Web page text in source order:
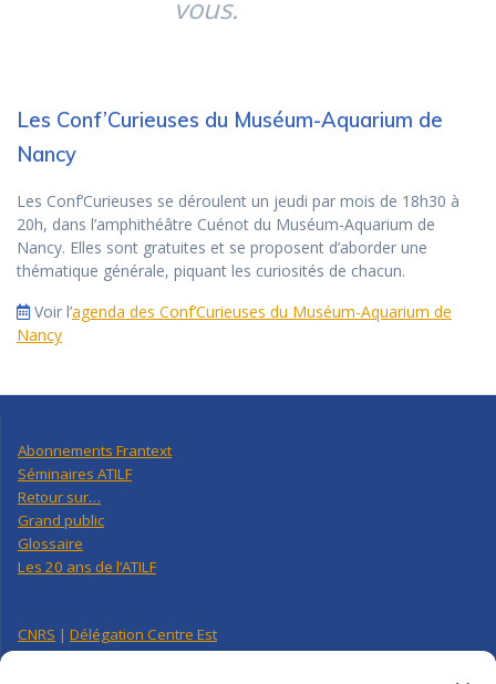
vous.
Les Conf’Curieuses du Muséum-Aquarium de
Nancy
Les Conf’Curieuses se déroulent un jeudi par mois de 18h30 à
20h, dans l’amphithéâtre Cuénot du Muséum-Aquarium de
Nancy. Elles sont gratuites et se proposent d’aborder une
thématique générale, piquant les curiosités de chacun.
Voir l’agenda des Conf’Curieuses du Muséum-Aquarium de
Nancy
Abonnements Frantext
Séminaires ATILF
Retour sur…
Grand public
Glossaire
Les 20 ans de l’ATILF
CNRS | Délégation Centre Est
Université de Lorraine